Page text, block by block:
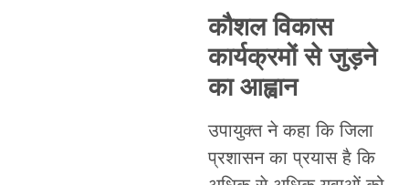
कौशल विकास
कार्यक्रमों से जुड़ने
का आह्वान
उपायुक्त ने कहा कि जिला
प्रशासन का प्रयास है कि